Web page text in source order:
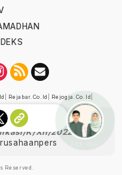
Rejabar.co.id Rejogja.co.id
Dewan Pers
K/XII/2022
Reserved.